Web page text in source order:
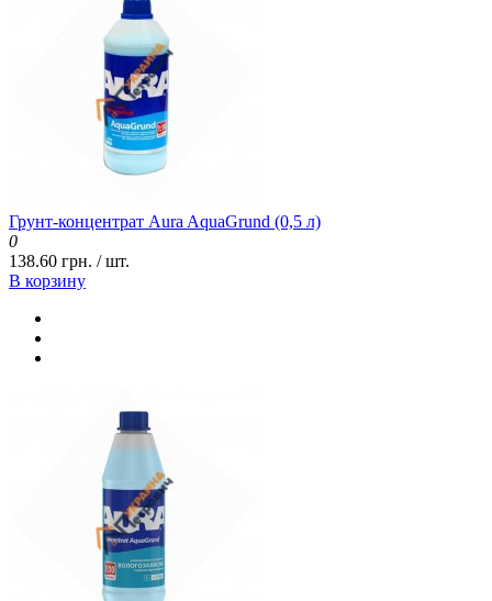
Грунт-концентрат Aura AquaGrund (0,5 л)
0
138.60 грн. / шт.
В корзину